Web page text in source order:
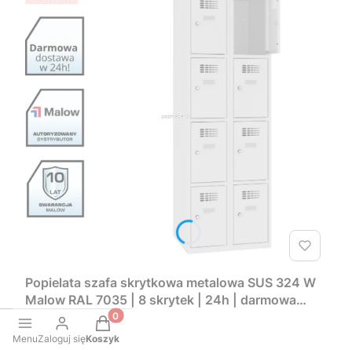
Popielata szafa skrytkowa metalowa SUS 324 W
Malow RAL 7035 | 8 skrytek | 24h | darmowa
dostawa
PRODUCENT
MALOW
Cena promocyjna
1 066,05 zł
MenuZaloguj się
Produkty w koszyku: 0. Zobacz szczegóły
Koszyk